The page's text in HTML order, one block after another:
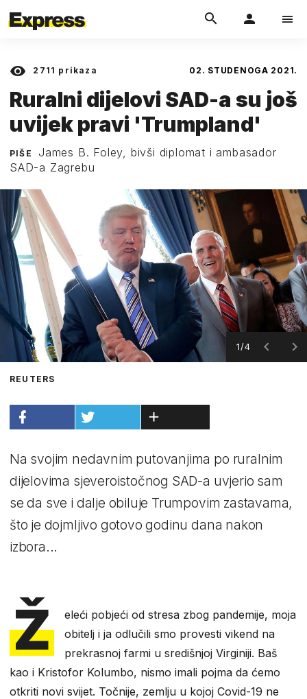
2711 prikaza 02. STUDENOGA 2021.
Ruralni dijelovi SAD-a su još
uvijek pravi 'Trumpland'
PIŠE
James B. Foley, bivši diplomat i ambasador
SAD-a Zagrebu
1/4
REUTERS
Na svojim nedavnim putovanjima po ruralnim
dijelovima sjeveroistočnog SAD-a uvjerio sam
se da sve i dalje obiluje Trumpovim zastavama,
što je dojmljivo gotovo godinu dana nakon
izbora...
Ž
eleći pobjeći od stresa zbog pandemije, moja
obitelj i ja odlučili smo provesti vikend na
prekrasnoj farmi u središnjoj Virginiji. Baš
kao i Kristofor Kolumbo, nismo imali pojma da ćemo
otkriti novi svijet. Točnije, zemlju u kojoj Covid-19 ne